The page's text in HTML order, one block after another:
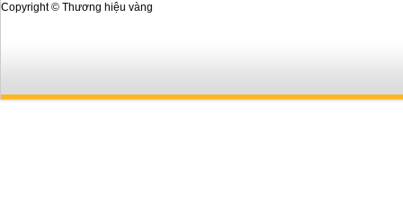
Copyright © Thương hiệu vàng